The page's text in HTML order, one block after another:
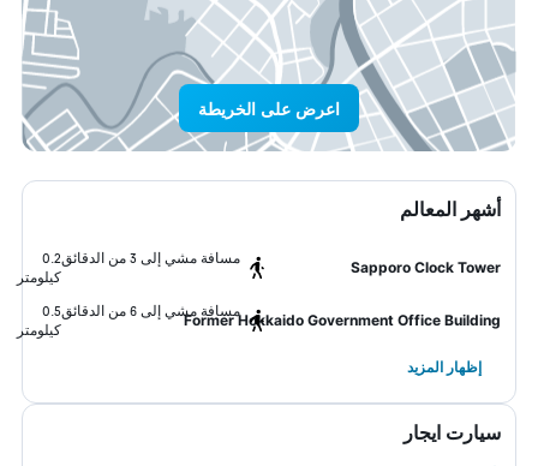
اعرض على الخريطة
أشهر المعالم
Sapporo Clock Tower
مسافة مشي إلى 3 من الدقائق
0.2
كيلومتر
Former Hokkaido Government Office Building
مسافة مشي إلى 6 من الدقائق
0.5
كيلومتر
إظهار المزيد
سيارت ايجار